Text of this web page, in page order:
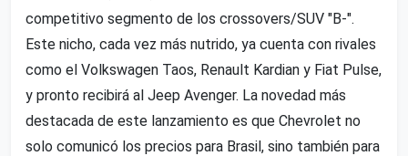
competitivo segmento de los crossovers/SUV "B-".
Este nicho, cada vez más nutrido, ya cuenta con rivales
como el Volkswagen Taos, Renault Kardian y Fiat Pulse,
y pronto recibirá al Jeep Avenger. La novedad más
destacada de este lanzamiento es que Chevrolet no
solo comunicó los precios para Brasil, sino también para